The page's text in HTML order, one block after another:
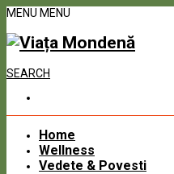
MENU MENU
SEARCH
Home
Wellness
Vedete & Povesti